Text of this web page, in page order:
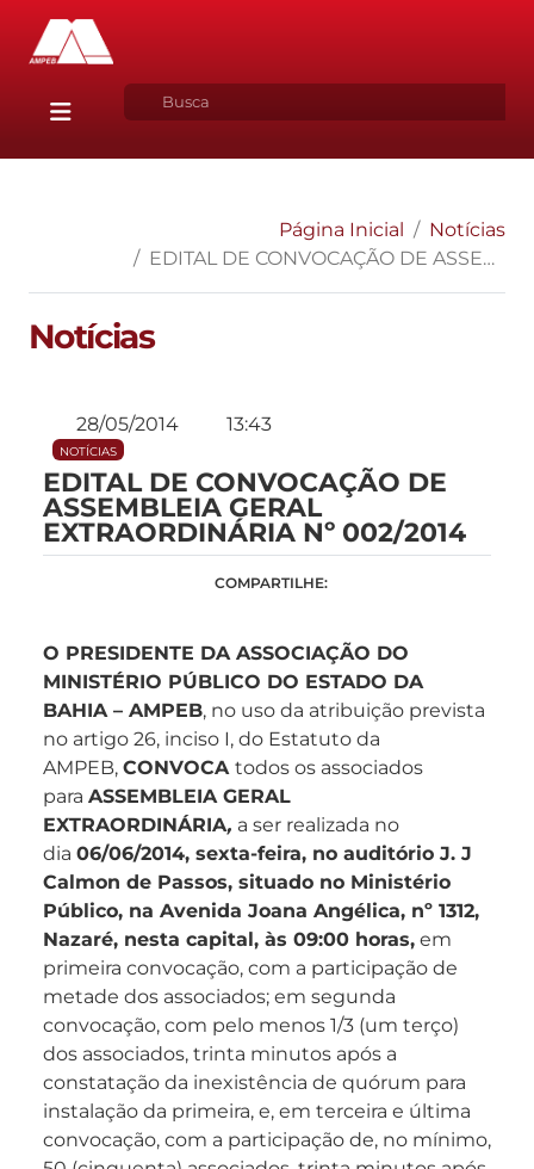
Página Inicial
Notícias
EDITAL DE CONVOCAÇÃO DE ASSEMBLEIA GERAL EXTRAORDINÁRIA Nº 002/2014
Notícias
28/05/2014 13:43
NOTÍCIAS
EDITAL DE CONVOCAÇÃO DE
ASSEMBLEIA GERAL
EXTRAORDINÁRIA Nº 002/2014
COMPARTILHE:
O PRESIDENTE DA ASSOCIAÇÃO DO
MINISTÉRIO PÚBLICO DO ESTADO DA
BAHIA – AMPEB, no uso da atribuição prevista
no artigo 26, inciso I, do Estatuto da
AMPEB, CONVOCA todos os associados
para ASSEMBLEIA GERAL
EXTRAORDINÁRIA, a ser realizada no
dia 06/06/2014, sexta-feira, no auditório J. J
Calmon de Passos, situado no Ministério
Público, na Avenida Joana Angélica, nº 1312,
Nazaré, nesta capital, às 09:00 horas, em
primeira convocação, com a participação de
metade dos associados; em segunda
convocação, com pelo menos 1/3 (um terço)
dos associados, trinta minutos após a
constatação da inexistência de quórum para
instalação da primeira, e, em terceira e última
convocação, com a participação de, no mínimo,